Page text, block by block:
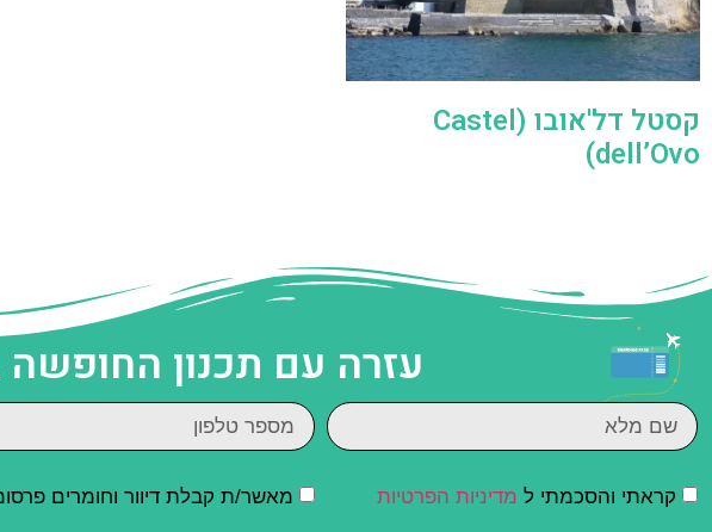
קסטל דל'אובו (Castel
dell’Ovo)
עזרה עם תכנון החופשה
קראתי והסכמתי ל מדיניות הפרטיות מאשר/ת קבלת דיוור וחומרים